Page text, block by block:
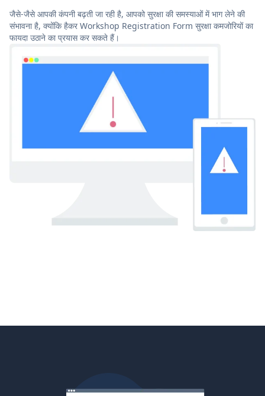
जैसे-जैसे आपकी कंपनी बढ़ती जा रही है, आपको सुरक्षा की समस्याओं में भाग लेने की
संभावना है, क्योंकि हैकर Workshop Registration Form सुरक्षा कमजोरियों का
फायदा उठाने का प्रयास कर सकते हैं।